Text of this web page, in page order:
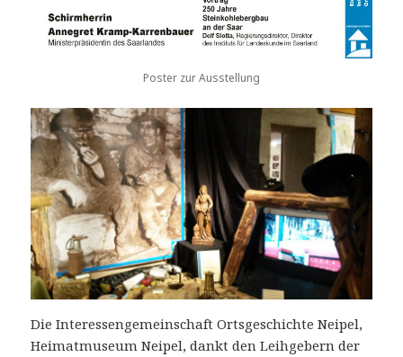
Poster zur Ausstellung
Die Interessengemeinschaft Ortsgeschichte Neipel,
Heimatmuseum Neipel, dankt den Leihgebern der